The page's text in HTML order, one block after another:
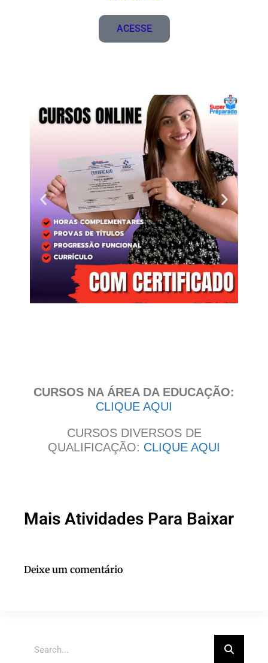
ACESSE
CURSOS NA ÁREA DA EDUCAÇÃO:
CLIQUE AQUI
CURSOS DIVERSOS DE
QUALIFICAÇÃO: CLIQUE AQUI
Mais Atividades Para Baixar
Deixe um comentário